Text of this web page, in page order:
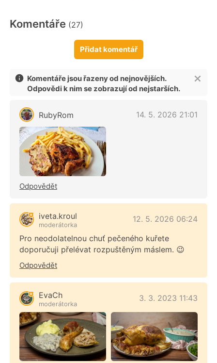
Komentáře (27)
Přidat komentář
Komentáře jsou řazeny od nejnovějších.
Odpovědi k nim se zobrazují od nejstarších.
RubyRom 14. 5. 2026 21:01
Odpovědět
iveta.kroul
moderátorka
12. 5. 2026 06:24
Pro neodolatelnou chuť pečeného kuřete
doporučuji přelévat rozpuštěným máslem. 😉
Odpovědět
EvaCh
moderátorka
3. 3. 2023 11:43